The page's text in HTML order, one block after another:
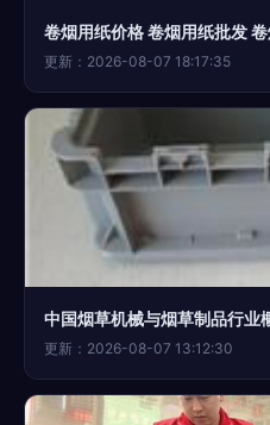
更新：2026-08-07 18:17:35
中国烟草机械与烟草制品行业
更新：2026-08-07 13:12:30